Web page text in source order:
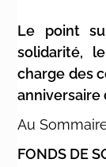
Le point
solidarité,
charge des
anniversaire
Au
FONDS DE